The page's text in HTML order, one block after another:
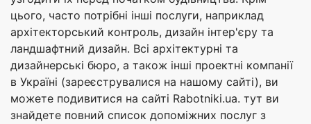
цього, часто потрібні інші послуги, наприклад
архітекторський контроль, дизайн інтер'єру та
ландшафтний дизайн. Всі архітектурні та
дизайнерські бюро, а також інші проектні компанії
в Україні (зареєструвалися на нашому сайті), ви
можете подивитися на сайті Rabotniki.ua. тут ви
знайдете повний список допоміжних послуг з